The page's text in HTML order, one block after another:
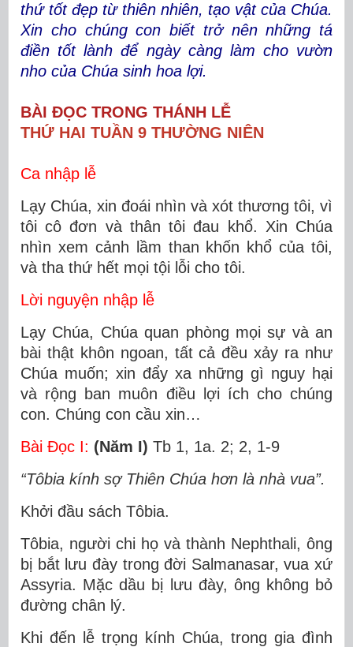
thứ tốt đẹp từ thiên nhiên, tạo vật của Chúa.
Xin cho chúng con biết trở nên những tá
điền tốt lành để ngày càng làm cho vườn
nho của Chúa sinh hoa lợi.
BÀI ĐỌC TRONG THÁNH LỄ
THỨ HAI TUẦN 9 THƯỜNG NIÊN
Ca nhập lễ
Lạy Chúa, xin đoái nhìn và xót thương tôi, vì
tôi cô đơn và thân tôi đau khổ. Xin Chúa
nhìn xem cảnh lầm than khốn khổ của tôi,
và tha thứ hết mọi tội lỗi cho tôi.
Lời nguyện nhập lễ
Lạy Chúa, Chúa quan phòng mọi sự và an
bài thật khôn ngoan, tất cả đều xảy ra như
Chúa muốn; xin đẩy xa những gì nguy hại
và rộng ban muôn điều lợi ích cho chúng
con. Chúng con cầu xin…
Bài Ðọc I: (Năm I) Tb 1, 1a. 2; 2, 1-9
“Tôbia kính sợ Thiên Chúa hơn là nhà vua”.
Khởi đầu sách Tôbia.
Tôbia, người chi họ và thành Nephthali, ông
bị bắt lưu đày trong đời Salmanasar, vua xứ
Assyria. Mặc dầu bị lưu đày, ông không bỏ
đường chân lý.
Khi đến lễ trọng kính Chúa, trong gia đình